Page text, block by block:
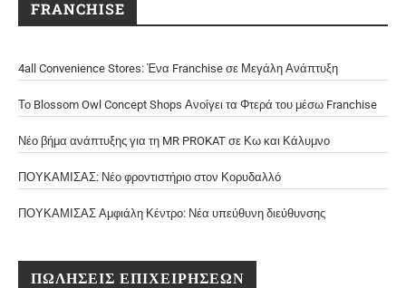
FRANCHISE
4all Convenience Stores: Ένα Franchise σε Μεγάλη Ανάπτυξη
Το Blossom Owl Concept Shops Ανοίγει τα Φτερά του μέσω Franchise
Νέο βήμα ανάπτυξης για τη MR PROKAT σε Κω και Κάλυμνο
ΠΟΥΚΑΜΙΣΑΣ: Νέο φροντιστήριο στον Κορυδαλλό
ΠΟΥΚΑΜΙΣΑΣ Αμφιάλη Κέντρο: Νέα υπεύθυνη διεύθυνσης
ΠΩΛΗΣΕΙΣ ΕΠΙΧΕΙΡΗΣΕΩΝ